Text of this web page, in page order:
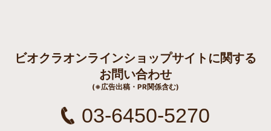
ビオクラオンラインショップサイトに関する
お問い合わせ
(※広告出稿・PR関係含む)
03-6450-5270